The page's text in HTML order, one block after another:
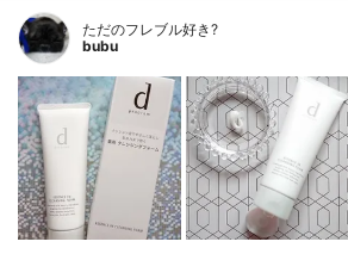
ただのフレブル好き?
bubu